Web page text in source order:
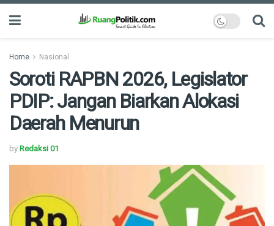
Home Nasional
Soroti RAPBN 2026, Legislator
PDIP: Jangan Biarkan Alokasi
Daerah Menurun
by Redaksi 01